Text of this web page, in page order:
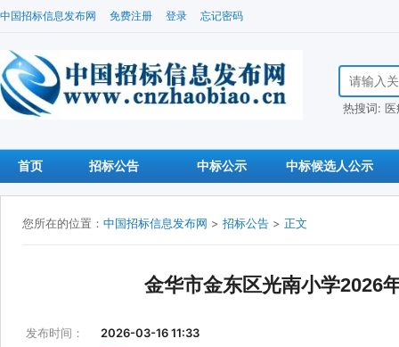
中国招标信息发布网 免费注册 登录 忘记密码
搜索招标信
热搜词:
首页 招标公告 中标公示 中标候选人公示
您所在的位置： 中国招标信息发布网 > 招标公告 > 正文
金华市金东区光南小学2026
发布时间：
2026-03-16 11:33